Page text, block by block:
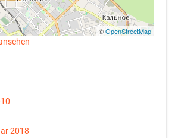
©OpenStreetMap
2018